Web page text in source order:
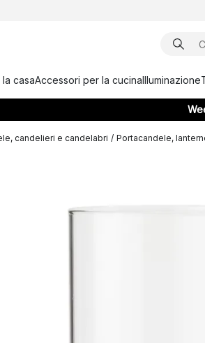
casaAccessori per la cucinaIlluminazione
candelieri e candelabri / Portacandele,